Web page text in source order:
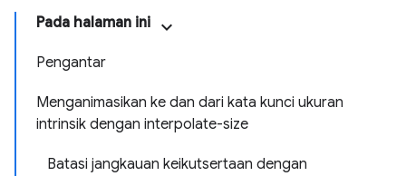
Pada halaman ini
Pengantar
Menganimasikan ke dan dari kata kunci ukuran
intrinsik dengan interpolate-size
Batasi jangkauan keikutsertaan dengan